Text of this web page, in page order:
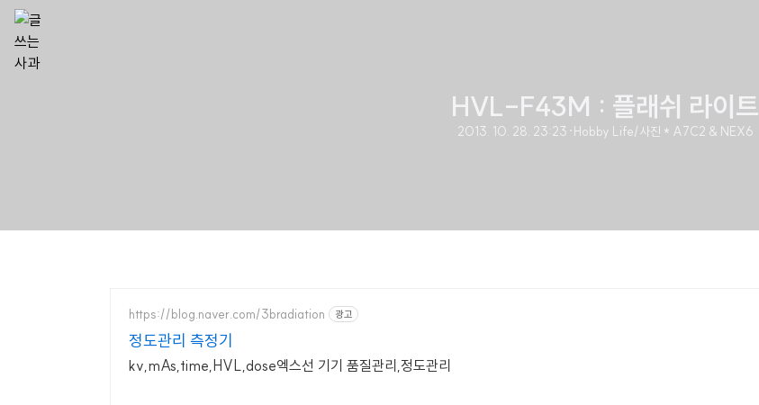
HVL-F43M : 플래쉬 라이트
2013. 10. 28. 23:23 ·Hobby Life/사진 * A7C2 & NEX6
https://blog.naver.com/3bradiation 광고
정도관리 측정기
kv,mAs,time,HVL,dose엑스선 기기 품질관리,정도관리